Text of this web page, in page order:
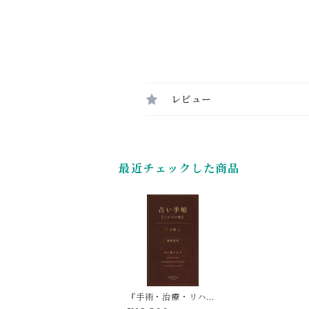
レビュー
最近チェックした商品
『手術・治療・リハビ